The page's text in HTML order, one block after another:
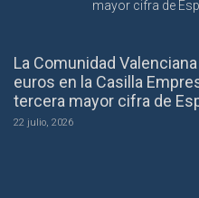
La Comunidad
euros en la Casilla
tercera mayor cifra de
22 julio, 2026